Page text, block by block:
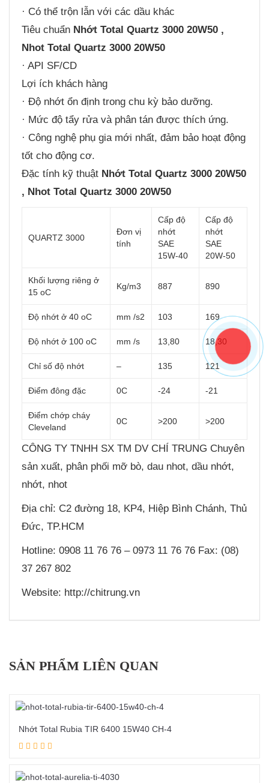
· Có thể trộn lẫn với các dầu khác
Tiêu chuẩn Nhớt Total Quartz 3000 20W50 ,
Nhot Total Quartz 3000 20W50
· API SF/CD
Lợi ích khách hàng
· Độ nhớt ổn định trong chu kỳ bảo dưỡng.
· Mức độ tẩy rửa và phân tán được thích ứng.
· Công nghệ phụ gia mới nhất, đảm bảo hoạt động
tốt cho động cơ.
Đặc tính kỹ thuật Nhớt Total Quartz 3000 20W50
, Nhot Total Quartz 3000 20W50
QUARTZ 3000
Đơn vị
tính
Cấp độ
nhớt
SAE
15W-40
Cấp độ
nhớt
SAE
20W-50
Khối lượng riêng ở
15 oC
Kg/m3 887 890
Độ nhớt ở 40 oC mm /s2 103 169
Độ nhớt ở 100 oC mm /s 13,80 18,30
Chỉ số độ nhớt – 135 121
Điểm đông đặc 0C -24 -21
Điểm chớp cháy
Cleveland
0C >200 >200
CÔNG TY TNHH SX TM DV CHÍ TRUNG Chuyên
sản xuất, phân phối mỡ bò, dau nhot, dầu nhớt,
nhớt, nhot
Địa chỉ: C2 đường 18, KP4, Hiệp Bình Chánh, Thủ
Đức, TP.HCM
Hotline: 0908 11 76 76 – 0973 11 76 76 Fax: (08)
37 267 802
Website: http://chitrung.vn
SẢN PHẨM LIÊN QUAN
Nhớt Total Rubia TIR 6400 15W40 CH-4